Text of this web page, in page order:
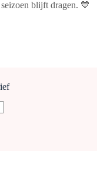
blijft dragen. 💙